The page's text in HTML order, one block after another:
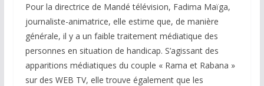
Pour la directrice de Mandé télévision, Fadima Maïga,
journaliste-animatrice, elle estime que, de manière
générale, il y a un faible traitement médiatique des
personnes en situation de handicap. S’agissant des
apparitions médiatiques du couple « Rama et Rabana »
sur des WEB TV, elle trouve également que les